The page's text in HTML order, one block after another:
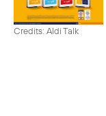
Credits: Aldi Talk